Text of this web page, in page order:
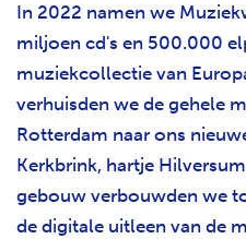
In 2022 namen we
miljoen cd's en 500.000
muziekcollectie van
verhuisden we de gehele
Rotterdam naar ons
Kerkbrink, hartje
gebouw verbouwden we
de digitale uitleen van de